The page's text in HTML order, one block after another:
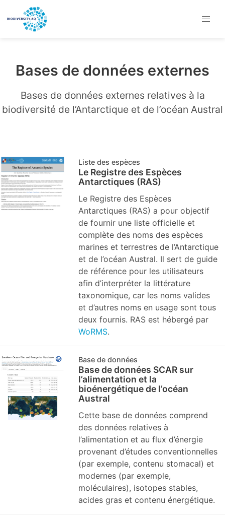
Bases de données externes
Bases de données externes relatives à la
biodiversité de l’Antarctique et de l’océan Austral
Liste des espèces
Le Registre des Espèces
Antarctiques (RAS)
Le Registre des Espèces
Antarctiques (RAS) a pour objectif
de fournir une liste officielle et
complète des noms des espèces
marines et terrestres de l’Antarctique
et de l’océan Austral. Il sert de guide
de référence pour les utilisateurs
afin d’interpréter la littérature
taxonomique, car les noms valides
et d’autres noms en usage sont tous
deux fournis. RAS est hébergé par
WoRMS.
Base de données
Base de données SCAR sur
l’alimentation et la
bioénergétique de l’océan
Austral
Cette base de données comprend
des données relatives à
l’alimentation et au flux d’énergie
provenant d’études conventionnelles
(par exemple, contenu stomacal) et
modernes (par exemple,
moléculaires), isotopes stables,
acides gras et contenu énergétique.